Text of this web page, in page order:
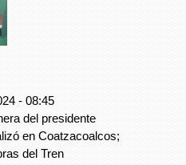
- 08:45
del presidente
en Coatzacoalcos;
del Tren